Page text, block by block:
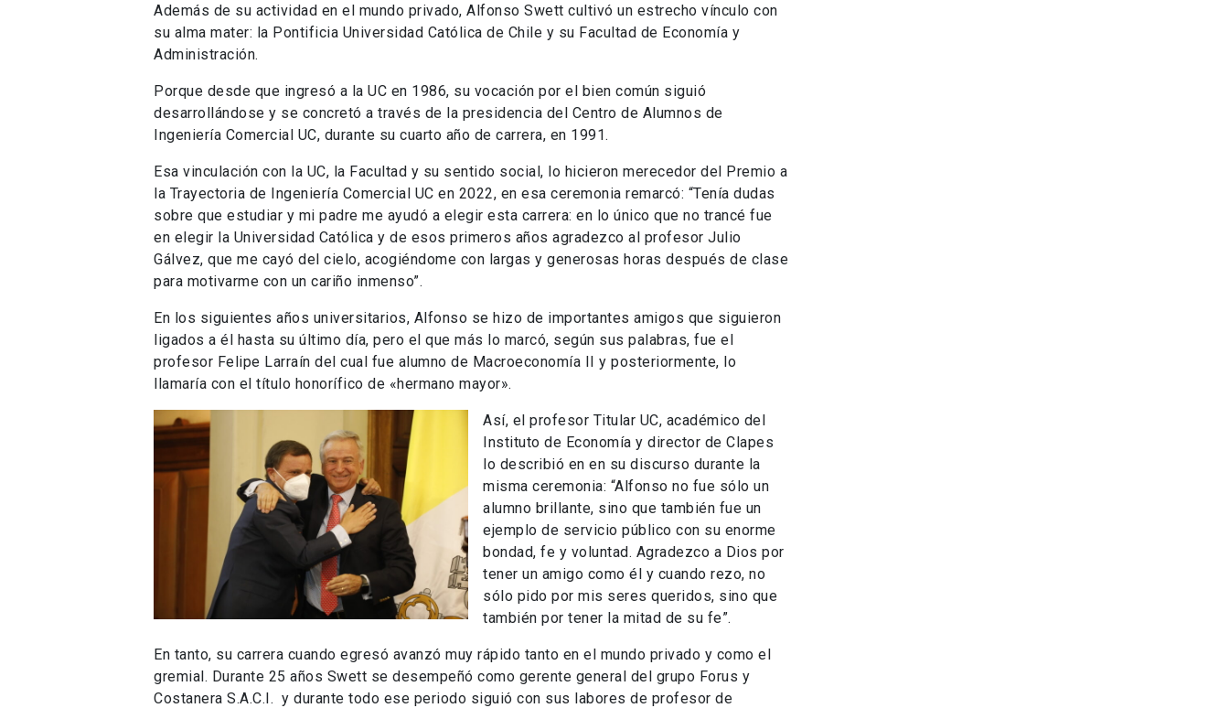
Además de su actividad en el mundo privado, Alfonso Swett cultivó un estrecho vínculo con
su alma mater: la Pontificia Universidad Católica de Chile y su Facultad de Economía y
Administración.
Porque desde que ingresó a la UC en 1986, su vocación por el bien común siguió
desarrollándose y se concretó a través de la presidencia del Centro de Alumnos de
Ingeniería Comercial UC, durante su cuarto año de carrera, en 1991.
Esa vinculación con la UC, la Facultad y su sentido social, lo hicieron merecedor del Premio a
la Trayectoria de Ingeniería Comercial UC en 2022, en esa ceremonia remarcó: “Tenía dudas
sobre que estudiar y mi padre me ayudó a elegir esta carrera: en lo único que no trancé fue
en elegir la Universidad Católica y de esos primeros años agradezco al profesor Julio
Gálvez, que me cayó del cielo, acogiéndome con largas y generosas horas después de clase
para motivarme con un cariño inmenso”.
En los siguientes años universitarios, Alfonso se hizo de importantes amigos que siguieron
ligados a él hasta su último día, pero el que más lo marcó, según sus palabras, fue el
profesor Felipe Larraín del cual fue alumno de Macroeconomía II y posteriormente, lo
llamaría con el título honorífico de «hermano mayor».
Así, el profesor Titular UC, académico del
Instituto de Economía y director de Clapes
lo describió en en su discurso durante la
misma ceremonia: “Alfonso no fue sólo un
alumno brillante, sino que también fue un
ejemplo de servicio público con su enorme
bondad, fe y voluntad. Agradezco a Dios por
tener un amigo como él y cuando rezo, no
sólo pido por mis seres queridos, sino que
también por tener la mitad de su fe”.
En tanto, su carrera cuando egresó avanzó muy rápido tanto en el mundo privado y como el
gremial. Durante 25 años Swett se desempeñó como gerente general del grupo Forus y
Costanera S.A.C.I. y durante todo ese periodo siguió con sus labores de profesor de